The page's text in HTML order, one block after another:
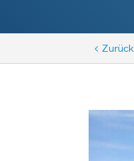
< Zurück